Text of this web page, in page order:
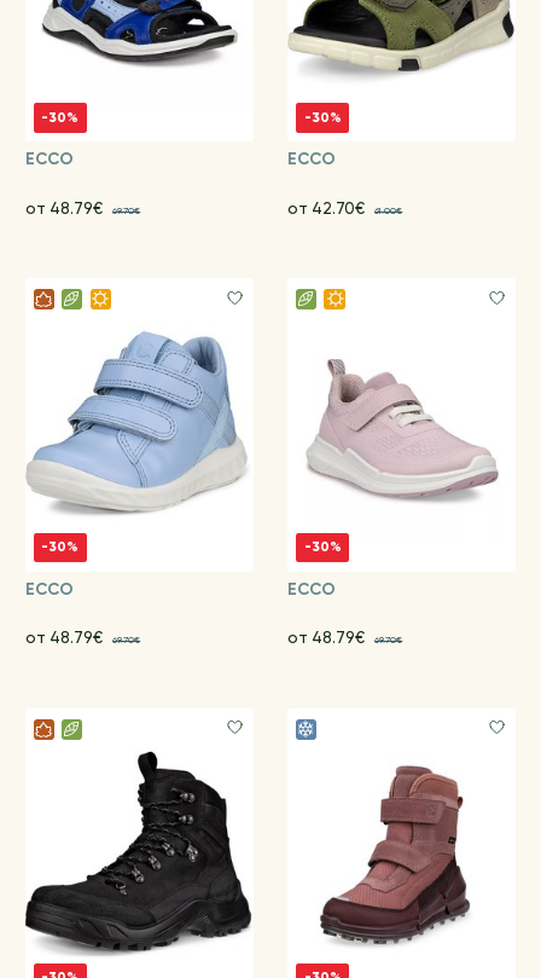
-30%
ECCO
от 48.79€ 69.70€
-30%
ECCO
от 42.70€ 61.00€
-30%
ECCO
от 48.79€ 69.70€
-30%
ECCO
от 48.79€ 69.70€